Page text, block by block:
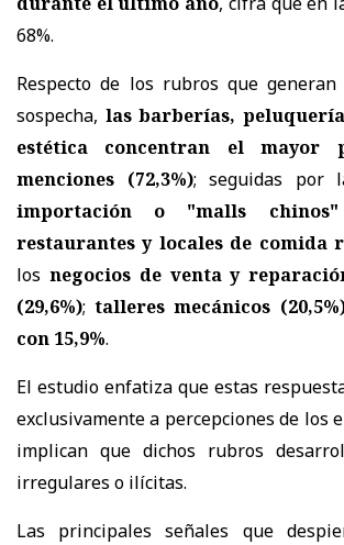
68%.
Respecto de los rubros que
sospecha, las barberías,
estética concentran el mayor
menciones (72,3%); seguidas por
importación o "malls chinos"
restaurantes y locales de comida
los negocios de venta y
(29,6%);talleres mecánicos
con 15,9%.
El estudio enfatiza que estas
exclusivamente a percepciones de los
implican que dichos rubros
irregulares o ilícitas.
Las principales señales que